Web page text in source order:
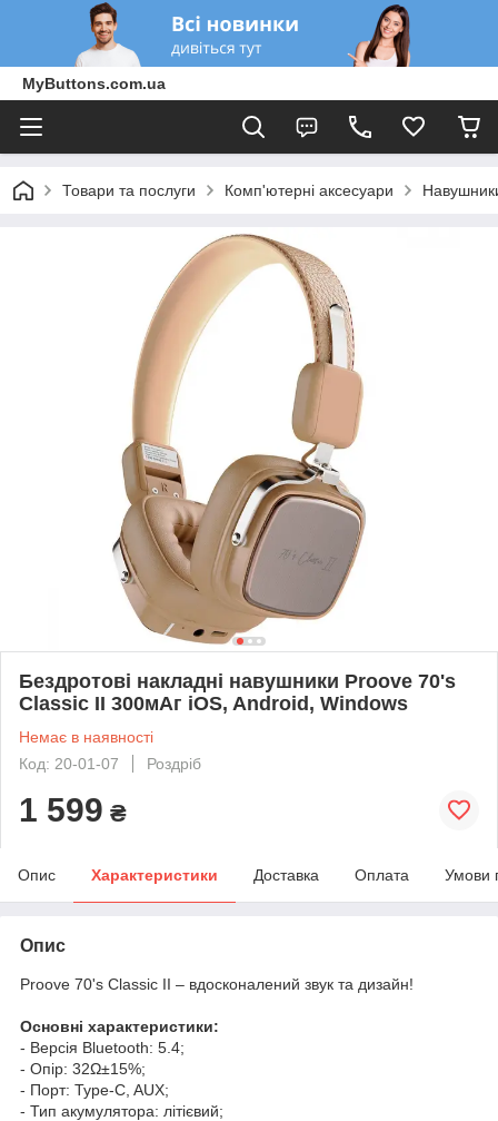
MyButtons.com.ua
Товари та послуги Комп'ютерні аксесуари
Бездротові накладні навушники Proove 70's
Classic II 300мАг iOS, Android, Windows
Немає в наявності
Код: 20-01-07
Роздріб
1 599 ₴
Опис Характеристики Доставка Оплата Умови
Опис
Proove 70's Classic II – вдосконалений звук та дизайн!
Основні характеристики:
- Версія Bluetooth: 5.4;
- Опір: 32Ω±15%;
- Порт: Type-C, AUX;
- Тип акумулятора: літієвий;